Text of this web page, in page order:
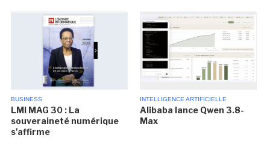
BUSINESS
LMI MAG 30 : La
souveraineté numérique
s'affirme
INTELLIGENCE ARTIFICIELLE
Alibaba lance Qwen 3.8-
Max